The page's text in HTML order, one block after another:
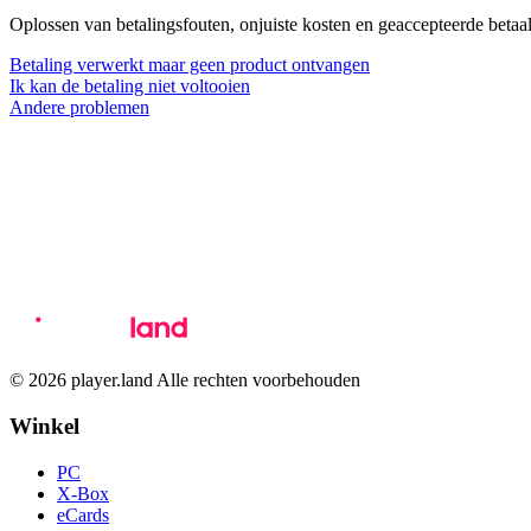
Oplossen van betalingsfouten, onjuiste kosten en geaccepteerde
Betaling verwerkt maar geen product ontvangen
Ik kan de betaling niet voltooien
Andere problemen
© 2026 player.land Alle rechten voorbehouden
Winkel
PC
X-Box
eCards